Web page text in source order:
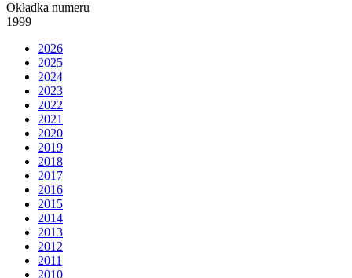
Okładka numeru
1999
2026
2025
2024
2023
2022
2021
2020
2019
2018
2017
2016
2015
2014
2013
2012
2011
2010